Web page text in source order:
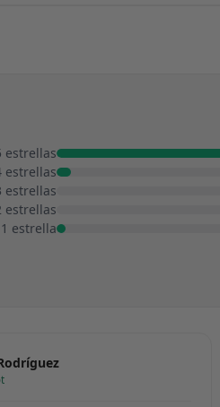
estrellas
estrellas
estrellas
estrellas
1 estrella